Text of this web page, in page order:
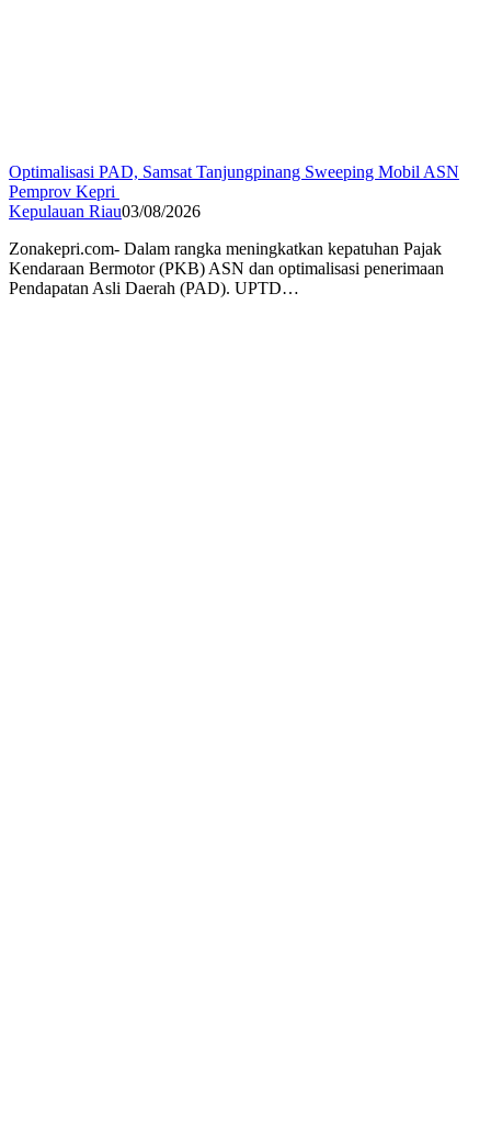
Optimalisasi PAD, Samsat Tanjungpinang Sweeping Mobil ASN
Pemprov Kepri
Kepulauan Riau03/08/2026
Zonakepri.com- Dalam rangka meningkatkan kepatuhan Pajak
Kendaraan Bermotor (PKB) ASN dan optimalisasi penerimaan
Pendapatan Asli Daerah (PAD). UPTD…